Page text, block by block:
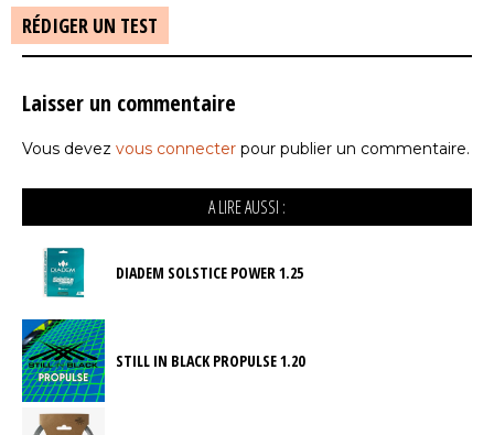
RÉDIGER UN TEST
Laisser un commentaire
Vous devez vous connecter pour publier un commentaire.
A LIRE AUSSI :
DIADEM SOLSTICE POWER 1.25
STILL IN BLACK PROPULSE 1.20